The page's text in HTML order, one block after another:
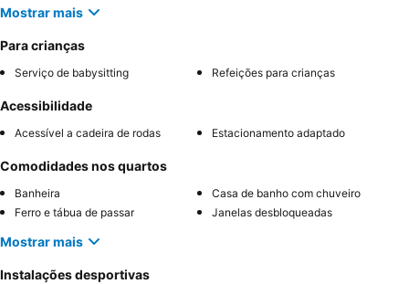
Mostrar mais
Para crianças
Serviço de babysitting Refeições para crianças
Acessibilidade
Acessível a cadeira de rodas Estacionamento adaptado
Comodidades nos quartos
Banheira
Casa de banho com chuveiro
Ferro e tábua de passar
Janelas desbloqueadas
Mostrar mais
Instalações desportivas